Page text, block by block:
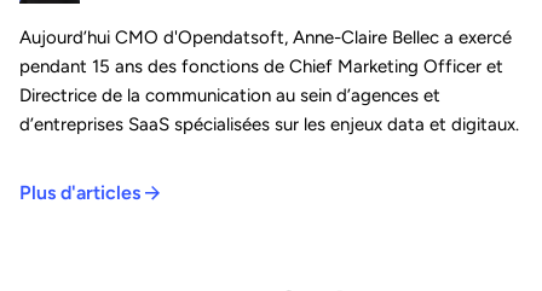
Aujourd’hui CMO d'Opendatsoft, Anne-Claire Bellec a exercé
pendant 15 ans des fonctions de Chief Marketing Officer et
Directrice de la communication au sein d’agences et
d’entreprises SaaS spécialisées sur les enjeux data et digitaux.
Plus d'articles